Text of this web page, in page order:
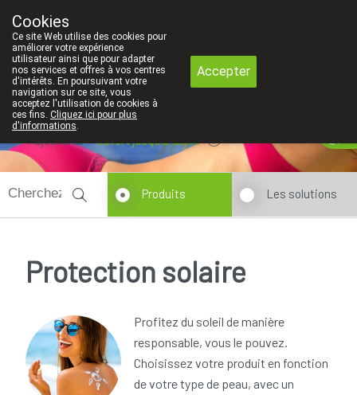
010/416070
Aujourd'hui ouvert jusqu'à 12h30
Produits Les solutions
Protection solaire
Profitez du soleil de manière
responsable, vous le pouvez.
Choisissez votre produit en fonction
de votre type de peau, avec un
Cookies
Ce site Web utilise des cookies pour
améliorer votre expérience
utilisateur ainsi que pour adapter
nos services et offres à vos centres
d'intérêts. En poursuivant votre
navigation sur ce site, vous
acceptez l'utilisation de cookies à
ces fins. Cliquez ici pour plus
d'informations.
Accepter